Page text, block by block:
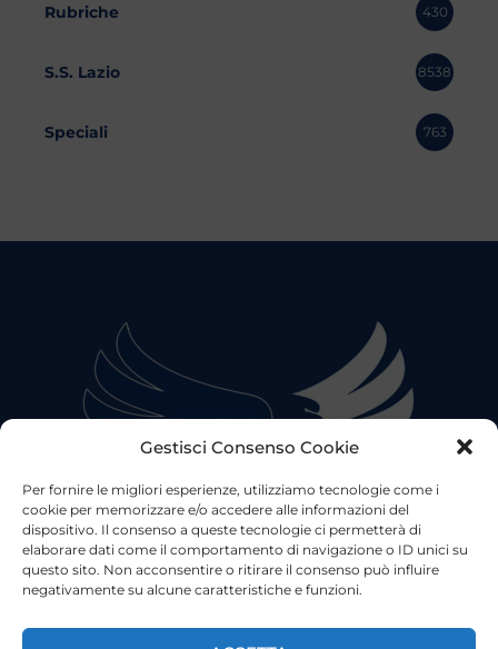
Gestisci Consenso Cookie
Per fornire le migliori esperienze, utilizziamo tecnologie come i
cookie per memorizzare e/o accedere alle informazioni del
dispositivo. Il consenso a queste tecnologie ci permetterà di
elaborare dati come il comportamento di navigazione o ID unici su
questo sito. Non acconsentire o ritirare il consenso può influire
negativamente su alcune caratteristiche e funzioni.
Rubriche 430
S.S. Lazio 8538
Speciali 763
©2023 Tutti i diritti riservatiLazio Live TV